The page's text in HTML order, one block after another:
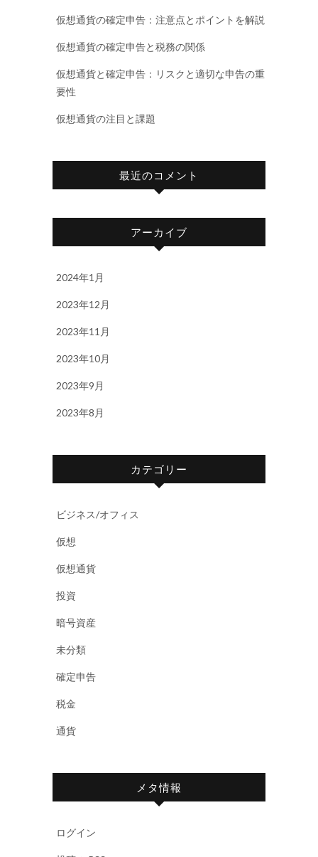
仮想通貨の確定申告：注意点とポイントを解説
仮想通貨の確定申告と税務の関係
仮想通貨と確定申告：リスクと適切な申告の重
要性
仮想通貨の注目と課題
最近のコメント
アーカイブ
2024年1月
2023年12月
2023年11月
2023年10月
2023年9月
2023年8月
カテゴリー
ビジネス/オフィス
仮想
仮想通貨
投資
暗号資産
未分類
確定申告
税金
通貨
メタ情報
ログイン